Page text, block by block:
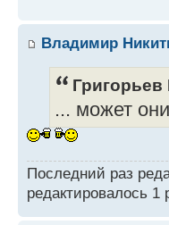
Владимир
... может
Последний раз
редактировалось 1